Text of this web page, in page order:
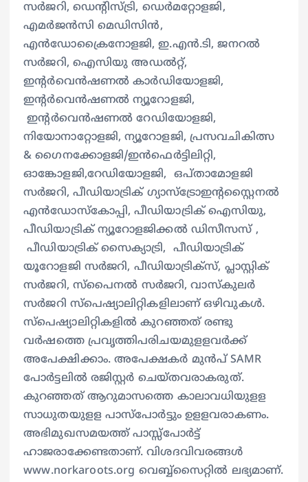
സർജറി, ഡെന്റിസ്ട്രി, ഡെർമറ്റോളജി,
എമർജൻസി മെഡിസിൻ,
എൻഡോക്രൈനോളജി, ഇ.എൻ.ടി, ജനറൽ
സർജറി, ഐസിയു അഡൽറ്റ്,
ഇന്റർവെൻഷണൽ കാർഡിയോളജി,
ഇന്റർവെൻഷണൽ ന്യൂറോളജി,
ഇന്റർവെൻഷണൽ റേഡിയോളജി,
നിയോനാറ്റോളജി, ന്യൂറോളജി, പ്രസവചികിത്സ
& ഗൈനക്കോളജി/ഇന്‍ഫെര്‍ട്ടിലിറ്റി,
ഓങ്കോളജി,റേഡിയോളജി, ഒപ്താമോളജി
സര്‍ജറി, പീഡിയാട്രിക് ഗ്യാസ്ട്രോഇന്റസ്റ്റൈനൽ
എൻഡോസ്കോപ്പി, പീഡിയാട്രിക് ഐസിയു,
പീഡിയാട്രിക് ന്യൂറോളജിക്കൽ ഡിസീസസ് ,
പീഡിയാട്രിക് സൈക്യാട്രി, പീഡിയാട്രിക്
യൂറോളജി സർജറി, പീഡിയാട്രിക്സ്, പ്ലാസ്റ്റിക്
സർജറി, സ്പൈനൽ സർജറി, വാസ്കുലർ
സർജറി സ്പെഷ്യാലിറ്റികളിലാണ് ഒഴിവുകള്‍.
സ്പെഷ്യാലിറ്റികളില്‍ കുറഞ്ഞത് രണ്ടു
വർഷത്തെ പ്രവൃത്തിപരിചയമുളളവര്‍ക്ക്
അപേക്ഷിക്കാം. അപേക്ഷകര്‍ മുന്‍പ് SAMR
പോർട്ടലിൽ രജിസ്റ്റര്‍ ചെയ്തവരാകരുത്.
കുറഞ്ഞത് ആറുമാസത്തെ കാലാവധിയുളള
സാധുതയുളള പാസ്പോര്‍ട്ടും ഉളളവരാകണം.
അഭിമുഖസമയത്ത് പാസ്സ്പോര്‍ട്ട്
ഹാജരാക്കേണ്ടതാണ്. വിശദവിവരങ്ങള്‍
www.norkaroots.org വെബ്ബ്സൈറ്റില്‍ ലഭ്യമാണ്.